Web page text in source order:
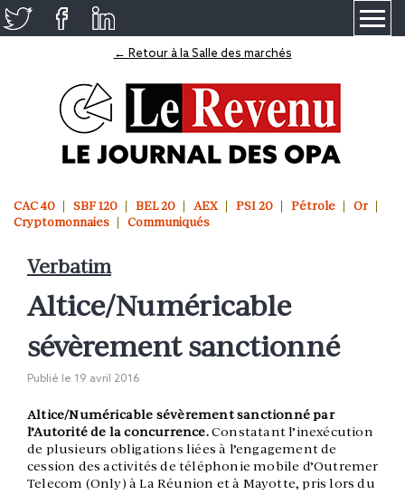
← Retour à la Salle des marchés
CAC 40 SBF 120 BEL 20 AEX PSI 20 Pétrole
Or
Cryptomonnaies
Communiqués
Verbatim
Altice/Numéricable
sévèrement sanctionné
Publié le 19 avril 2016
Altice/Numéricable sévèrement sanctionné par
l’Autorité de la concurrence.Constatant l’inexécution
de plusieurs obligations liées à l’engagement de
cession des activités de téléphonie mobile d’Outremer
Telecom (Only) à La Réunion et à Mayotte, pris lors du